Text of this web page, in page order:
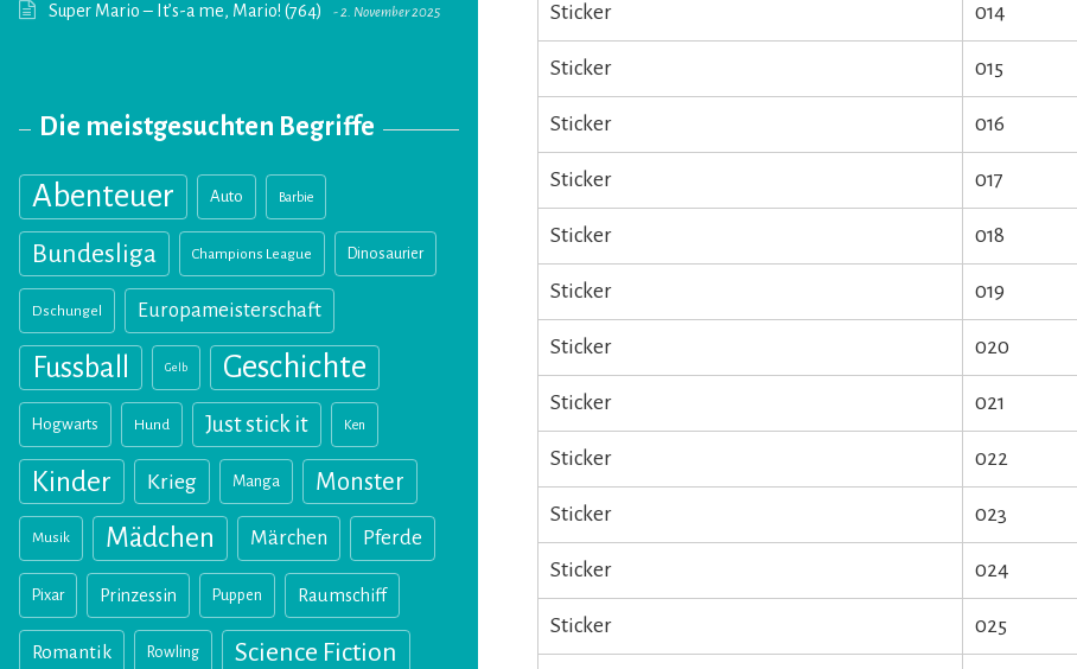
Super Mario – It’s-a me, Mario! (764) 2. November 2025
Die meistgesuchten Begriffe
Abenteuer Auto Barbie
Bundesliga Champions League Dinosaurier
Dschungel Europameisterschaft
Fussball Gelb Geschichte
Hogwarts Hund Just stick it Ken
Kinder Krieg Manga Monster
Musik Mädchen Märchen Pferde
Pixar Prinzessin Puppen Raumschiff
Romantik Rowling Science Fiction
Sticker 014
Sticker 015
Sticker 016
Sticker 017
Sticker 018
Sticker 019
Sticker 020
Sticker 021
Sticker 022
Sticker 023
Sticker 024
Sticker 025